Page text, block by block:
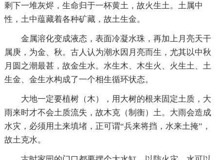
剩下一堆灰烬，生命归于一杯黄土，故火生土。土属中
性，土中蕴藏着各种矿藏，故土生金。
金属溶化变成液态，表面冷凝水珠，再加上月亮天干
属庚，为金、秋。古人认为潮水因月亮而生，尤其以中秋
月圆之潮最甚，故金生水。水生木、木生火、火生土、土
生金、金生水构成了一个相生循环状态。
大地一定要植树（木），用大树的根来固定土质，大
雨来时才不会土质流失，故木克（制衡）土。大雨会造成
水灾，必须用土来填堵，正可谓“兵来将挡，水来土掩”，
故土克水。